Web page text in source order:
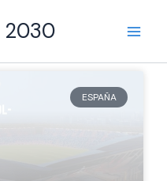
2030
ESPAÑA